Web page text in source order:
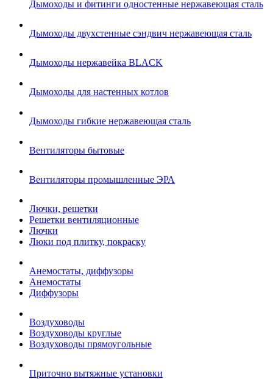
Дымоходы и фитинги одностенные нержавеющая сталь
Дымоходы двухстенные сэндвич нержавеющая сталь
Дымоходы нержавейка BLACK
Дымоходы для настенных котлов
Дымоходы гибкие нержавеющая сталь
Вентиляторы бытовые
Вентиляторы промышленные ЭРА
Лючки, решетки
Решетки вентиляционные
Лючки
Люки под плитку, покраску
Анемостаты, диффузоры
Анемостаты
Диффузоры
Воздуховоды
Воздуховоды круглые
Воздуховоды прямоугольные
Приточно вытяжные установки